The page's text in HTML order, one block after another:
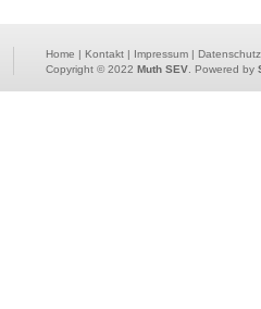
Home | Kontakt | Impressum |
Copyright © 2022 Muth SEV . Powered by